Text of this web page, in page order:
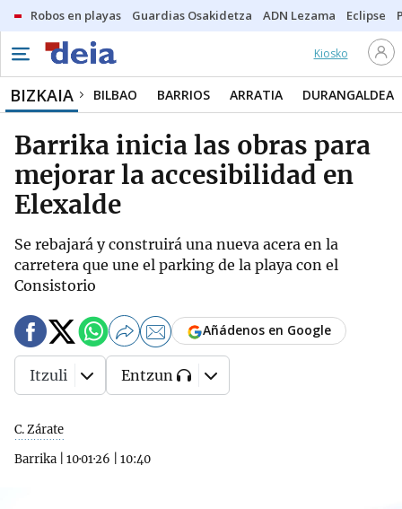
Robos en playas Guardias Osakidetza ADN Lezama Eclipse
Kiosko
BIZKAIA BILBAO BARRIOS ARRATIA DURANGALDEA
Barrika inicia las obras para
mejorar la accesibilidad en
Elexalde
Se rebajará y construirá una nueva acera en la
carretera que une el parking de la playa con el
Consistorio
C. Zárate
Barrika
10·01·26 10:40
Añádenos en Google
Itzuli Entzun